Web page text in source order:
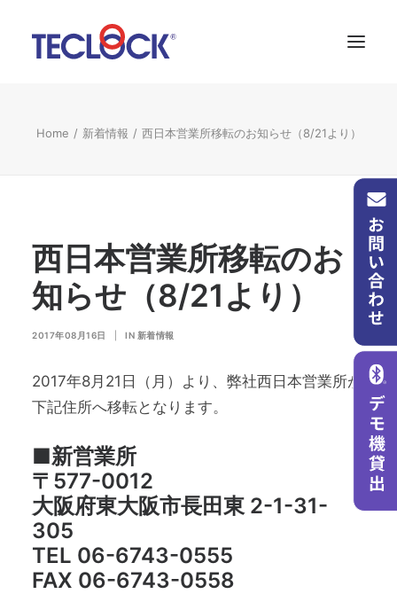
会社案内
SNS
Home 新着情報 西日本営業所移転のお知らせ（8/21より）
西日本営業所移転のお
知らせ（8/21より）
2017年08月16日 IN 新着情報
2017年8月21日（月）より、弊社西日本営業所が
下記住所へ移転となります。
■新営業所
〒577-0012
大阪府東大阪市長田東 2-1-31-
305
TEL 06-6743-0555
FAX 06-6743-0558